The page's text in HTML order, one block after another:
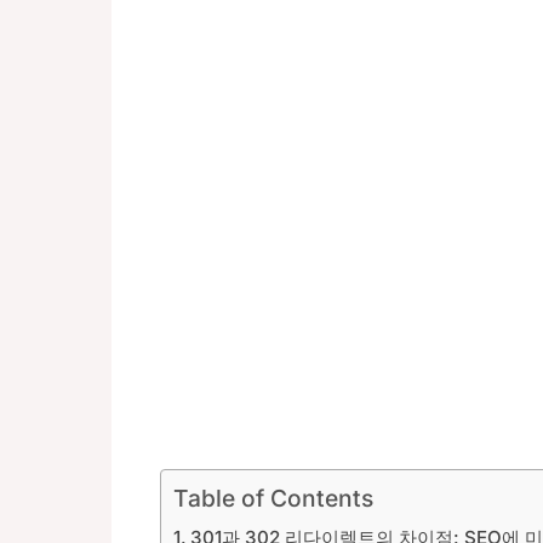
Table of Contents
301과 302 리다이렉트의 차이점: SEO에